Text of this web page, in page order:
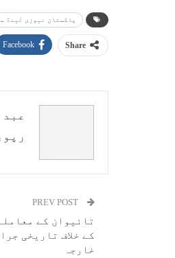
پاکستان نیوزی لینڈ
Share
Facebook
تائیوان کے
کے خلاف تاریخی
خارجہ